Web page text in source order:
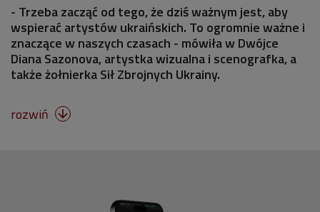
- Trzeba zacząć od tego, że dziś ważnym jest, aby
wspierać artystów ukraińskich. To ogromnie ważne i
znaczące w naszych czasach - mówiła w Dwójce
Diana Sazonova, artystka wizualna i scenografka, a
także żołnierka Sił Zbrojnych Ukrainy.
rozwiń 